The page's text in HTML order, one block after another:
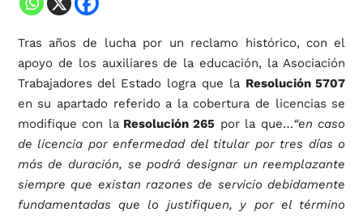
Tras años de lucha por un reclamo histórico, con el
apoyo de los auxiliares de la educación, la Asociación
Trabajadores del Estado logra que la Resolución 5707
en su apartado referido a la cobertura de licencias se
modifique con laResolución 265 por la que…“en caso
de licencia por enfermedad del titular por tres días o
más de duración, se podrá designar un reemplazante
siempre que existan razones de servicio debidamente
fundamentadas que lo justifiquen, y por el término